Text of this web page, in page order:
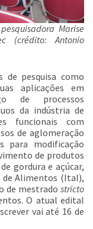
Marise
(crédito: Antonio
pesquisa como
aplicações em
de processos
da indústria de
funcionais com
de aglomeração
para modificação
de produtos
gordura e açúcar,
Alimentos (Ital),
de mestrado stricto
O atual edital
vai até 16 de